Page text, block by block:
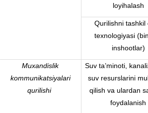
loyihalash
Qurilishni tashkil
texnologiyasi
inshootlar)
Muxandislik
kommunikatsiyalari
qurilishi
Suv ta’minoti,
suv resurslarini
qilish va ulardan
foydalanish